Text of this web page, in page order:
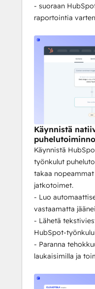
- suoraan
raportointia
Käynnistä
Käynnistä
työnkulut
takaa
jatkotoimet.
- Luo
vastaamatta
- Lähetä
HubSpot-
- Paranna
laukaisimilla ja